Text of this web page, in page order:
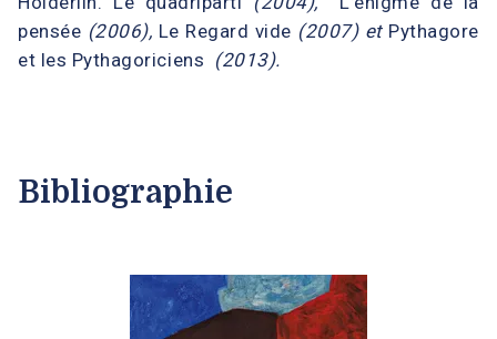
pensée (2006), Le Regard vide (2007) etPythagore
et les Pythagoriciens (2013).
Bibliographie